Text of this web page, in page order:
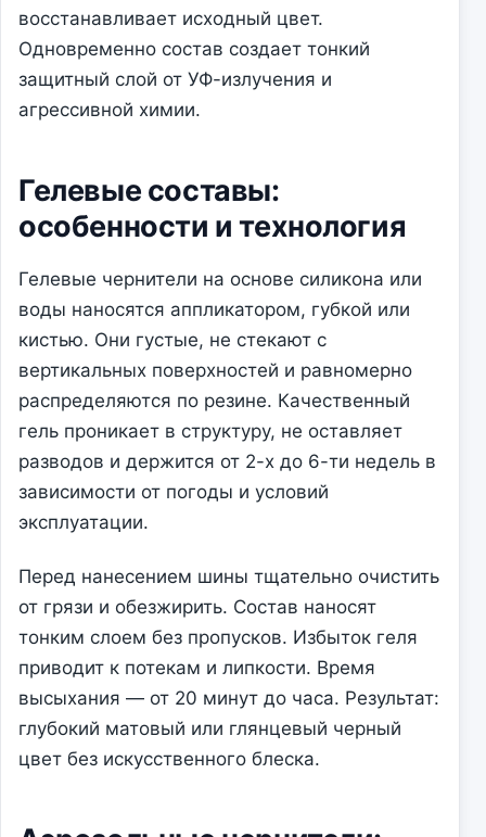
восстанавливает исходный цвет.
Одновременно состав создает тонкий
защитный слой от УФ-излучения и
агрессивной химии.
Гелевые составы:
особенности и технология
Гелевые чернители на основе силикона или
воды наносятся аппликатором, губкой или
кистью. Они густые, не стекают с
вертикальных поверхностей и равномерно
распределяются по резине. Качественный
гель проникает в структуру, не оставляет
разводов и держится от 2-х до 6-ти недель в
зависимости от погоды и условий
эксплуатации.
Перед нанесением шины тщательно очистить
от грязи и обезжирить. Состав наносят
тонким слоем без пропусков. Избыток геля
приводит к потекам и липкости. Время
высыхания — от 20 минут до часа. Результат:
глубокий матовый или глянцевый черный
цвет без искусственного блеска.